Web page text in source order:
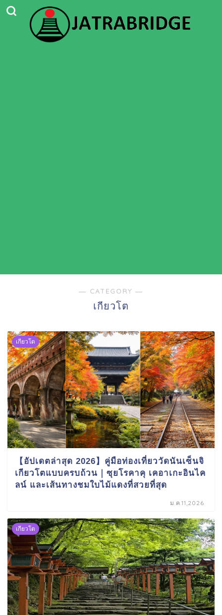
― CATEGORY ―
เกียวโต
เกียวโต
【อัปเดตล่าสุด 2026】คู่มือท่องเที่ยววัดนันเซ็นจิ
เกียวโตแบบครบถ้วน｜ซุยโรคาคุ เคอาเกะอินไค
ลน์ และเส้นทางชมใบไม้แดงที่สวยที่สุด
ม.ค.11,2026
เกียวโต